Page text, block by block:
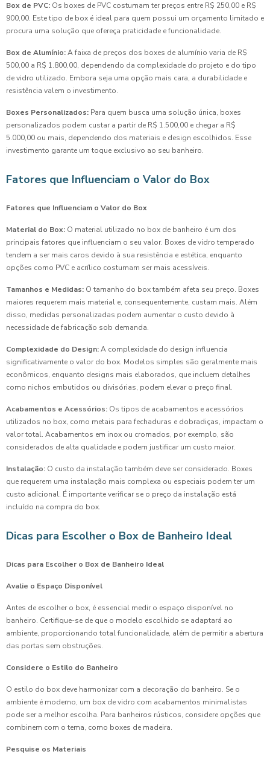
Box de PVC: Os boxes de PVC costumam ter preços entre R$ 250,00 e R$
900,00. Este tipo de box é ideal para quem possui um orçamento limitado e
procura uma solução que ofereça praticidade e funcionalidade.
Box de Alumínio:A faixa de preços dos boxes de alumínio varia de R$
500,00 a R$ 1.800,00, dependendo da complexidade do projeto e do tipo
de vidro utilizado. Embora seja uma opção mais cara, a durabilidade e
resistência valem o investimento.
Boxes Personalizados: Para quem busca uma solução única, boxes
personalizados podem custar a partir de R$ 1.500,00 e chegar a R$
5.000,00 ou mais, dependendo dos materiais e design escolhidos. Esse
investimento garante um toque exclusivo ao seu banheiro.
Fatores que Influenciam o Valor do Box
Fatores que Influenciam o Valor do Box
Material do Box: O material utilizado no box de banheiro é um dos
principais fatores que influenciam o seu valor. Boxes de vidro temperado
tendem a ser mais caros devido à sua resistência e estética, enquanto
opções como PVC e acrílico costumam ser mais acessíveis.
Tamanhos e Medidas: O tamanho do box também afeta seu preço. Boxes
maiores requerem mais material e, consequentemente, custam mais. Além
disso, medidas personalizadas podem aumentar o custo devido à
necessidade de fabricação sob demanda.
Complexidade do Design:A complexidade do design influencia
significativamente o valor do box. Modelos simples são geralmente mais
econômicos, enquanto designs mais elaborados, que incluem detalhes
como nichos embutidos ou divisórias, podem elevar o preço final.
Acabamentos e Acessórios: Os tipos de acabamentos e acessórios
utilizados no box, como metais para fechaduras e dobradiças, impactam o
valor total. Acabamentos em inox ou cromados, por exemplo, são
considerados de alta qualidade e podem justificar um custo maior.
Instalação: O custo da instalação também deve ser considerado. Boxes
que requerem uma instalação mais complexa ou especiais podem ter um
custo adicional. É importante verificar se o preço da instalação está
incluído na compra do box.
Dicas para Escolher o Box de Banheiro Ideal
Dicas para Escolher o Box de Banheiro Ideal
Avalie o Espaço Disponível
Antes de escolher o box, é essencial medir o espaço disponível no
banheiro. Certifique-se de que o modelo escolhido se adaptará ao
ambiente, proporcionando total funcionalidade, além de permitir a abertura
das portas sem obstruções.
Considere o Estilo do Banheiro
O estilo do box deve harmonizar com a decoração do banheiro. Se o
ambiente é moderno, um box de vidro com acabamentos minimalistas
pode ser a melhor escolha. Para banheiros rústicos, considere opções que
combinem com o tema, como boxes de madeira.
Pesquise os Materiais